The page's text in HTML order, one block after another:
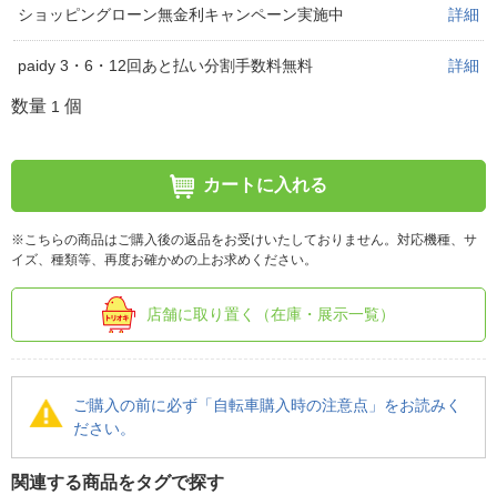
ショッピングローン無金利キャンペーン実施中 詳細
paidy 3・6・12回あと払い分割手数料無料 詳細
数量 1 個
カートに入れる
※こちらの商品はご購入後の返品をお受けいたしておりません。対応機種、サ
イズ、種類等、再度お確かめの上お求めください。
店舗に取り置く（在庫・展示一覧）
ご購入の前に必ず「自転車購入時の注意点」をお読みく
ださい。
関連する商品をタグで探す